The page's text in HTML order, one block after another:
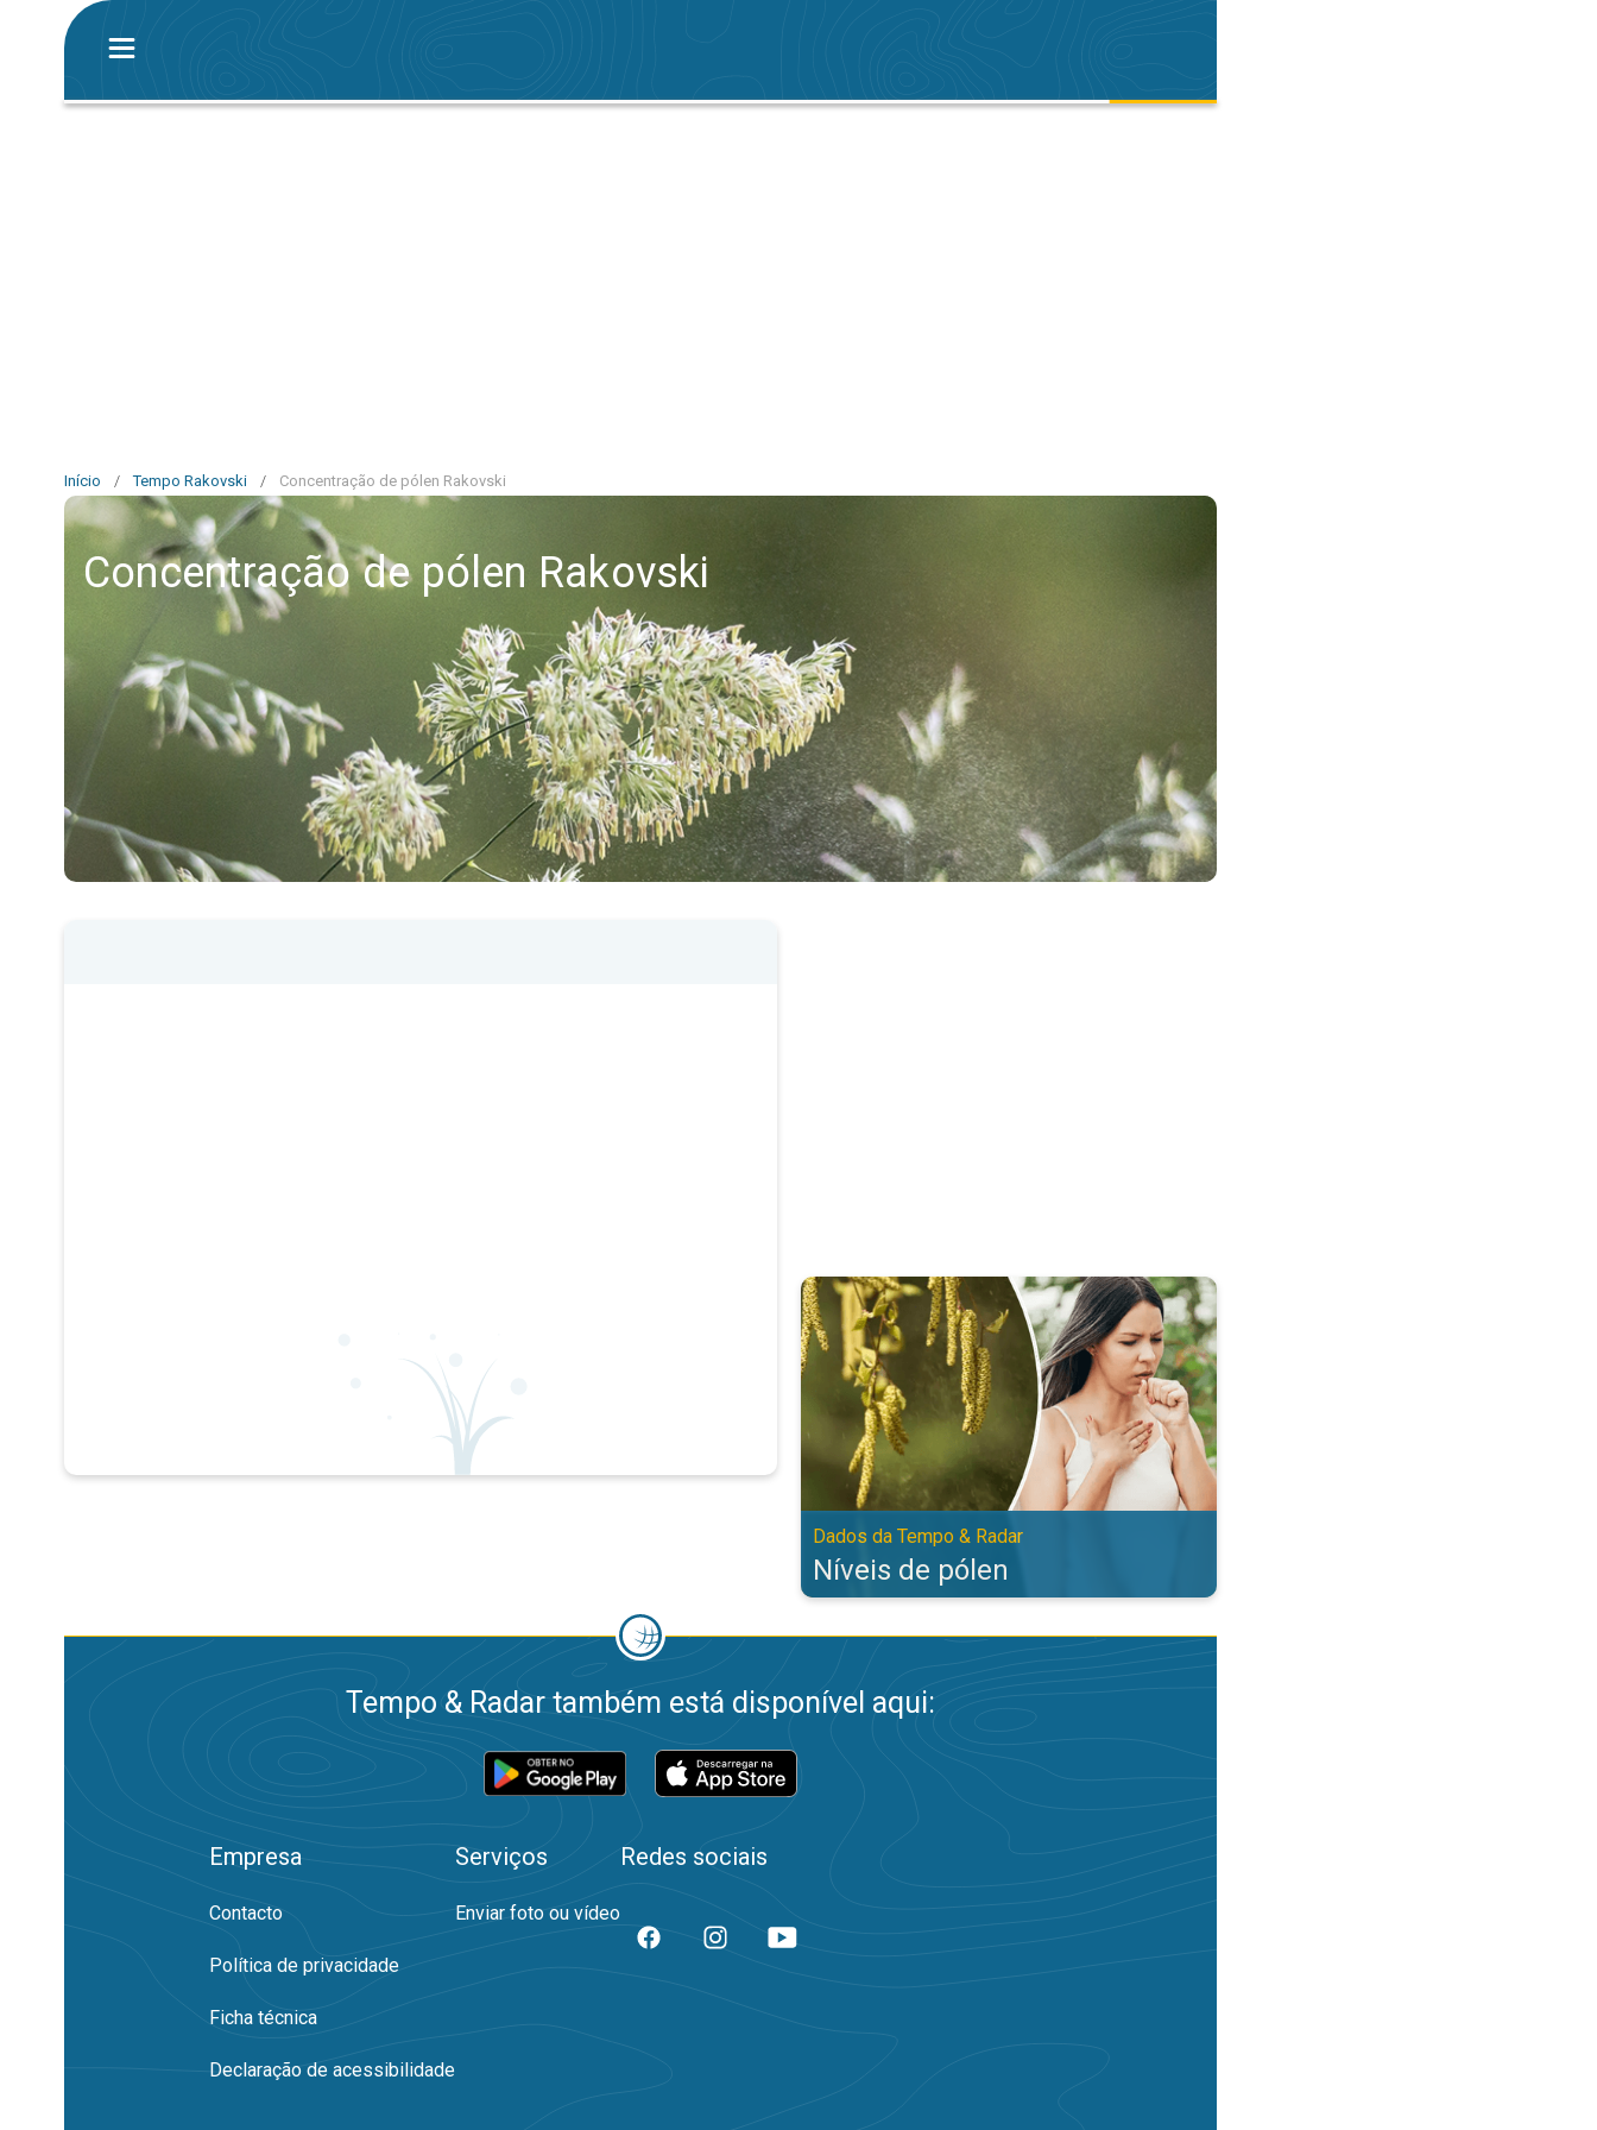
Início / Tempo Rakovski / Concentração de pólen Rakovski
Concentração de pólen Rakovski
Níveis de pólen. Dados da Tempo & Radar. . .
Dados da Tempo & Radar
Níveis de pólen
Tempo & Radar também está disponível aqui:
Empresa
Contacto
Política de privacidade
Ficha técnica
Declaração de acessibilidade
Serviços
Enviar foto ou vídeo
Redes sociais